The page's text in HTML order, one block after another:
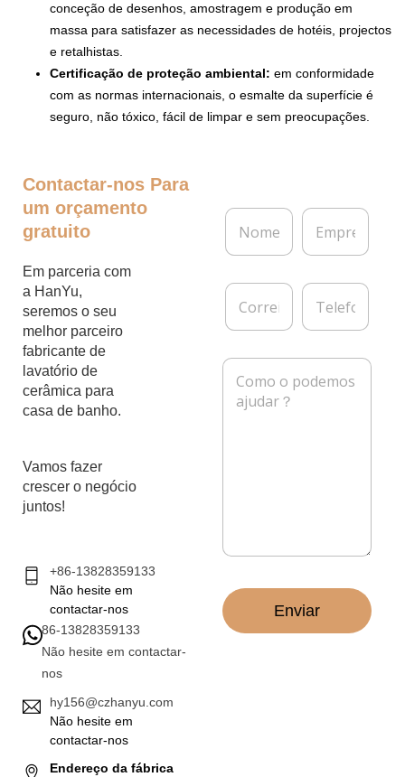
conceção de desenhos, amostragem e produção em
massa para satisfazer as necessidades de hotéis, projectos
e retalhistas.
Certificação de proteção ambiental: em conformidade
com as normas internacionais, o esmalte da superfície é
seguro, não tóxico, fácil de limpar e sem preocupações.
Contactar-nos Para
um orçamento
gratuito
Em parceria com
a HanYu,
seremos o seu
melhor parceiro
fabricante de
lavatório de
cerâmica para
casa de banho.
Vamos fazer
crescer o negócio
juntos!
+86-13828359133
Não hesite em
contactar-nos
86-13828359133
Não hesite em contactar-
nos
hy156@czhanyu.com
Não hesite em
contactar-nos
Endereço da fábrica
N
m
*
E
p
e
C
r
e
c
T
l
f
o
n
M
Enviar